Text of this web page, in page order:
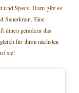
und Speck. Dazu gibt es
Sauerkraut. Eine
ihnen geradezu das
für ihren nächsten
sie!